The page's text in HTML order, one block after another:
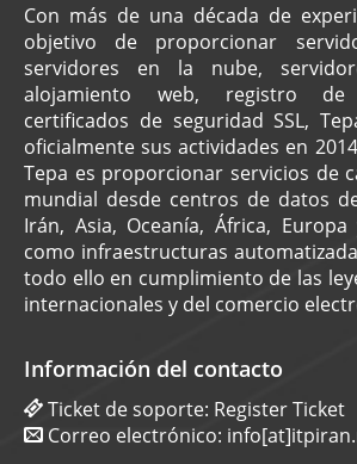
Con más de una década de
objetivo de proporcionar
servidores en la nube,
alojamiento web, registro
certificados de seguridad SSL,
oficialmente sus actividades en
Tepa es proporcionar servicios de
mundial desde centros de datos
Irán, Asia, Oceanía, África,
como infraestructuras
todo ello en cumplimiento de las
internacionales y del comercio
Información del contacto
Ticket de soporte: Register Ticket
Correo electrónico: